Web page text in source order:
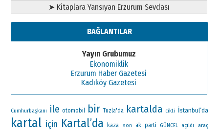
➤ Kitaplara Yansıyan Erzurum Sevdası
BAĞLANTILAR
Yayın Grubumuz
Ekonomiklik
Erzurum Haber Gazetesi
Kadıköy Gazetesi
Cumhurbaşkanı ile otomobil bir Tuzla'da kartalda cikti İstanbul’da
kartal için Kartal’da kaza son ak parti GÜNCEL açıldı araç